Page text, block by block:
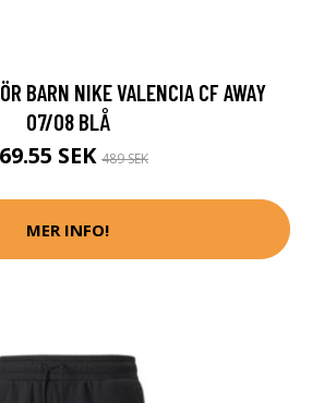
BARN NIKE VALENCIA CF AWAY
07/08 BLÅ
SEK 489 SEK
MER INFO!